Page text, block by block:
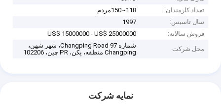
تعداد کارمندان:
118~150مردم
سال تاسیس:
1997
فروش سالانه:
US$ 15000000 - US$ 25000000
محل شرکت
شماره 97 Changping Road، شهر شهن،
Changping منطقه، پکن، PR چین، 102206
نمایه شرکت